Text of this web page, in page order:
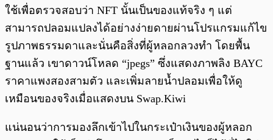
ใช้เพื่อตรวจสอบว่า NFT นั้นเป็นของแท้จริง ๆ แต่
สามารถปลอมแปลงได้อย่างง่ายดายผ่านโปรแกรมแก้ไข
รูปภาพธรรมดาและนั่นคือสิ่งที่ผู้หลอกลวงทำ โดยพื้น
ฐานแล้ว เขาดาวน์โหลด “jpegs” ซึ่งแสดงภาพลิง BAYC
ราคาแพงสองสามตัว และเพิ่มลายน้ำปลอมเพื่อให้ดู
เหมือนของจริงเมื่อแสดงบน Swap.Kiwi
แน่นอนว่าการมองลึกเข้าไปในกระเป๋าเงินของผู้หลอก